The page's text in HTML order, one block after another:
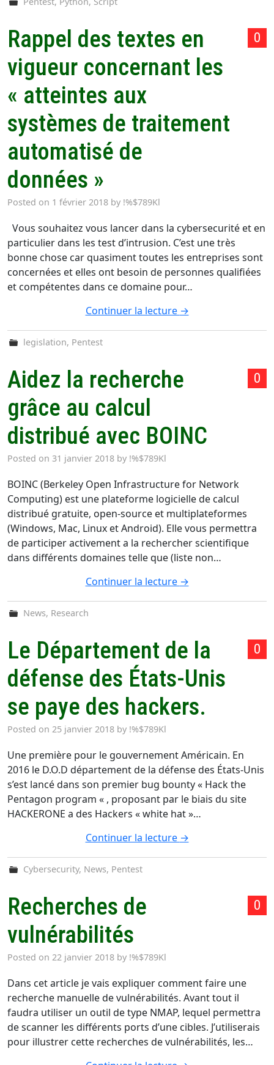
0
Rappel des textes en
vigueur concernant les
« atteintes aux
systèmes de traitement
automatisé de
données »
Posted on 1 février 2018 by !%$789Kl
Vous souhaitez vous lancer dans la cybersecurité et en
particulier dans les test d’intrusion. C’est une très
bonne chose car quasiment toutes les entreprises sont
concernées et elles ont besoin de personnes qualifiées
et compétentes dans ce domaine pour…
Continuer la lecture →
legislation, Pentest
0
Aidez la recherche
grâce au calcul
distribué avec BOINC
Posted on 31 janvier 2018 by !%$789Kl
BOINC (Berkeley Open Infrastructure for Network
Computing) est une plateforme logicielle de calcul
distribué gratuite, open-source et multiplateformes
(Windows, Mac, Linux et Android). Elle vous permettra
de participer activement a la rechercher scientifique
dans différents domaines telle que (liste non…
Continuer la lecture →
News, Research
0
Le Département de la
défense des États-Unis
se paye des hackers.
Posted on 25 janvier 2018 by !%$789Kl
Une première pour le gouvernement Américain. En
2016 le D.O.D département de la défense des États-Unis
s’est lancé dans son premier bug bounty « Hack the
Pentagon program « , proposant par le biais du site
HACKERONE a des Hackers « white hat »…
Continuer la lecture →
Cybersecurity, News, Pentest
0
Recherches de
vulnérabilités
Posted on 22 janvier 2018 by !%$789Kl
Dans cet article je vais expliquer comment faire une
recherche manuelle de vulnérabilités. Avant tout il
faudra utiliser un outil de type NMAP, lequel permettra
de scanner les différents ports d’une cibles. J’utiliserais
pour illustrer cette recherches de vulnérabilités, les…